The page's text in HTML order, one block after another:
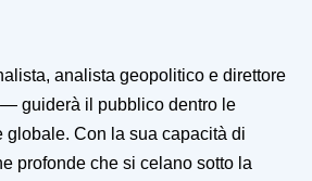
analista geopolitico e direttore
guiderà il pubblico dentro le
globale. Con la sua capacità di
profonde che si celano sotto la